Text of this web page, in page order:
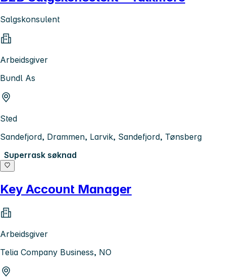
Salgskonsulent
Arbeidsgiver
Bundl As
Sted
Sandefjord, Drammen, Larvik, Sandefjord, Tønsberg
Superrask søknad
Key Account Manager
Arbeidsgiver
Telia Company Business, NO